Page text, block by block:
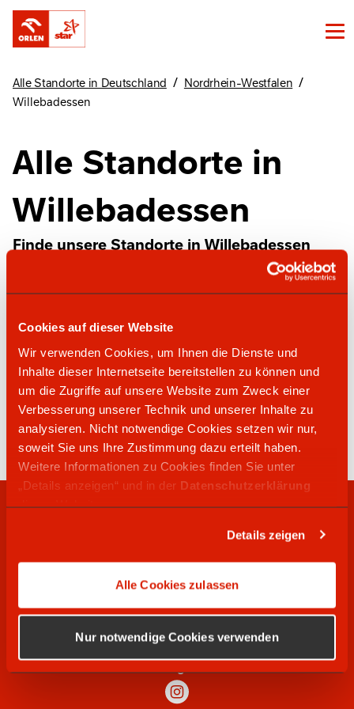
Cookies auf dieser Website
Wir verwenden Cookies, um Ihnen die Dienste und
Inhalte dieser Internetseite bereitstellen zu können und
um die Zugriffe auf unsere Website zum Zweck einer
Verbesserung unserer Technik und unserer Inhalte zu
analysieren. Nicht notwendige Cookies setzen wir nur,
soweit Sie uns Ihre Zustimmung dazu erteilt haben.
Weitere Informationen zu Cookies finden Sie unter
„Details anzeigen“ und in der Datenschutzerklärung
dieser Website.
Details zeigen
Alle Cookies zulassen
Nur notwendige Cookies verwenden
Alle Standorte in Deutschland / Nordrhein-Westfalen /
Willebadessen
Alle Standorte in
Willebadessen
Finde unsere Standorte in Willebadessen
05644 371
Lützerstraße 31
34439Willebadessen
SOCIAL MEDIA